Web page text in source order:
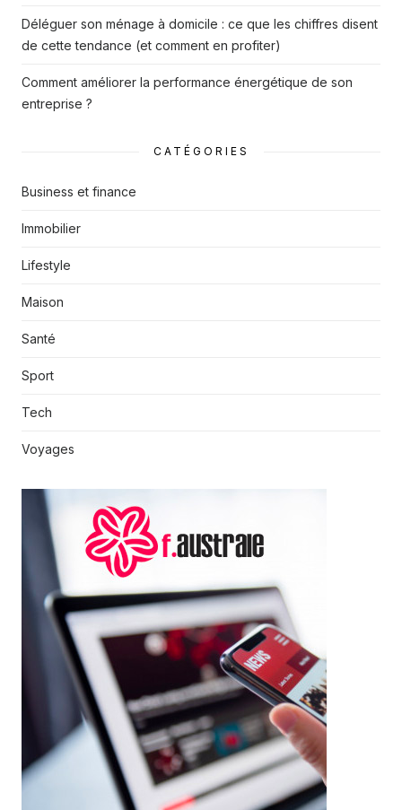
Déléguer son ménage à domicile : ce que les chiffres disent
de cette tendance (et comment en profiter)
Comment améliorer la performance énergétique de son
entreprise ?
CATÉGORIES
Business et finance
Immobilier
Lifestyle
Maison
Santé
Sport
Tech
Voyages